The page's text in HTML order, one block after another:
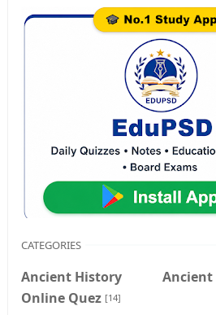
CATEGORIES
Ancient History
Online Quez [14]